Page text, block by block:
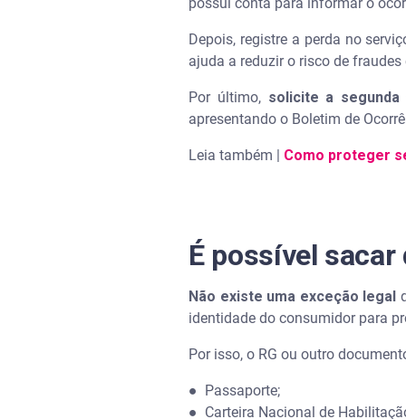
Depois, registre a perda no
ajuda a reduzir o risco de fraudes
Por último, solicite a segunda
apresentando o Boletim de
Leia também | Como proteger
É possível
Não existe uma exceção legal
identidade do consumidor para
Por isso, o RG ou outro
● Passaporte;
● Carteira Nacional de